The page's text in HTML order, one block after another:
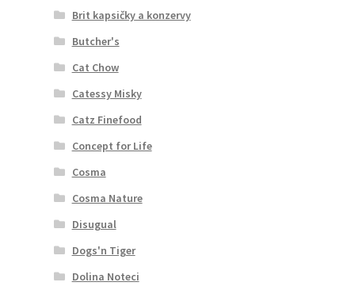
Brit kapsičky a konzervy
Butcher's
Cat Chow
Catessy Misky
Catz Finefood
Concept for Life
Cosma
Cosma Nature
Disugual
Dogs'n Tiger
Dolina Noteci